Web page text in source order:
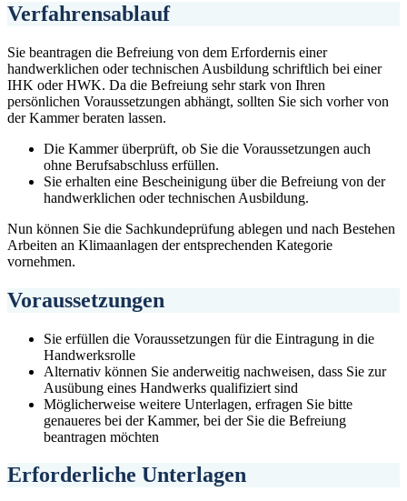
Verfahrensablauf
Sie beantragen die Befreiung von dem Erfordernis einer
handwerklichen oder technischen Ausbildung schriftlich bei einer
IHK oder HWK. Da die Befreiung sehr stark von Ihren
persönlichen Voraussetzungen abhängt, sollten Sie sich vorher von
der Kammer beraten lassen.
Die Kammer überprüft, ob Sie die Voraussetzungen auch
ohne Berufsabschluss erfüllen.
Sie erhalten eine Bescheinigung über die Befreiung von der
handwerklichen oder technischen Ausbildung.
Nun können Sie die Sachkundeprüfung ablegen und nach Bestehen
Arbeiten an Klimaanlagen der entsprechenden Kategorie
vornehmen.
Voraussetzungen
Sie erfüllen die Voraussetzungen für die Eintragung in die
Handwerksrolle
Alternativ können Sie anderweitig nachweisen, dass Sie zur
Ausübung eines Handwerks qualifiziert sind
Möglicherweise weitere Unterlagen, erfragen Sie bitte
genaueres bei der Kammer, bei der Sie die Befreiung
beantragen möchten
Erforderliche Unterlagen